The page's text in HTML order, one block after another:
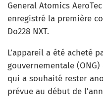
General Atomics
enregistré la première
Do228 NXT.
L’appareil a été acheté
gouvernementale
qui a souhaité rester
prévue au début de